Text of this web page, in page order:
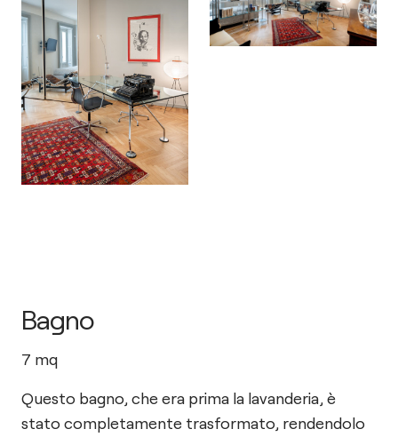
Bagno
7 mq
Questo bagno, che era prima la lavanderia, è
stato completamente trasformato, rendendolo